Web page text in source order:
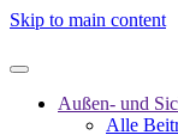
Skip to main content
Außen- und
Alle